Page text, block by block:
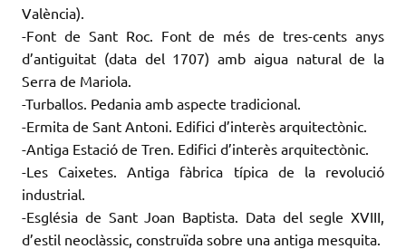
València).
-Font de Sant Roc. Font de més de tres-cents anys
d’antiguitat (data del 1707) amb aigua natural de la
Serra de Mariola.
-Turballos. Pedania amb aspecte tradicional.
-Ermita de Sant Antoni. Edifici d’interès arquitectònic.
-Antiga Estació de Tren. Edifici d’interès arquitectònic.
-Les Caixetes. Antiga fàbrica típica de la revolució
industrial.
-Església de Sant Joan Baptista. Data del segle XVIII,
d’estil neoclàssic, construïda sobre una antiga mesquita.